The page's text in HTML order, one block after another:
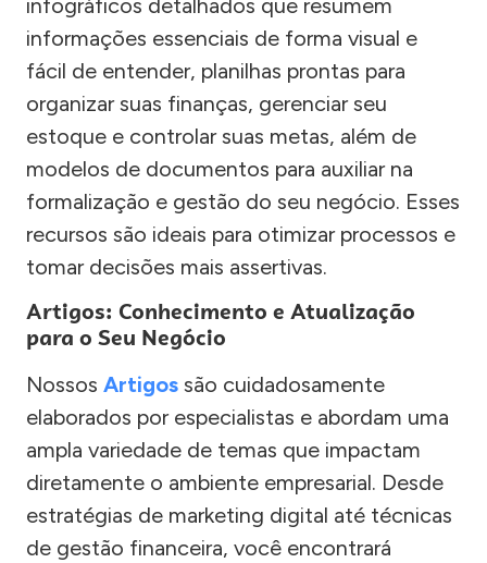
infográficos detalhados que resumem
informações essenciais de forma visual e
fácil de entender, planilhas prontas para
organizar suas finanças, gerenciar seu
estoque e controlar suas metas, além de
modelos de documentos para auxiliar na
formalização e gestão do seu negócio. Esses
recursos são ideais para otimizar processos e
tomar decisões mais assertivas.
Artigos: Conhecimento e Atualização
para o Seu Negócio
Nossos Artigos são cuidadosamente
elaborados por especialistas e abordam uma
ampla variedade de temas que impactam
diretamente o ambiente empresarial. Desde
estratégias de marketing digital até técnicas
de gestão financeira, você encontrará